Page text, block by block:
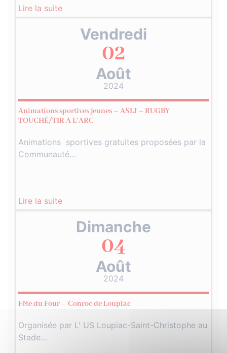
Lire la suite
Vendredi
02
Août
2024
Animations sportives jeunes – ASLJ – RUGBY
TOUCHÉ/TIR A L’ARC
Animations sportives gratuites proposées par la
Communauté…
Lire la suite
Dimanche
04
Août
2024
Fête du Four – Conroc de Loupiac
Organisée par L' US Loupiac-Saint-Christophe au
Stade…